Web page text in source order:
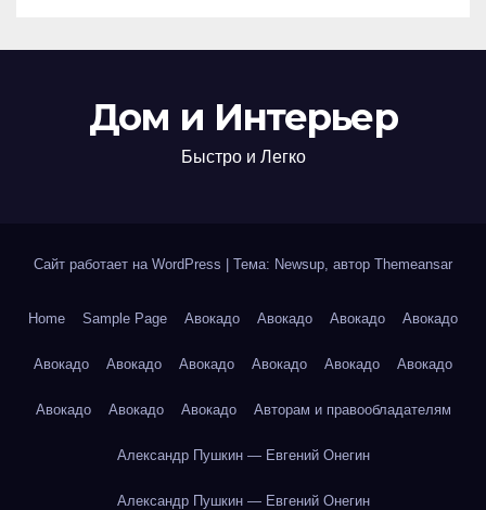
Дом и Интерьер
Быстро и Легко
Сайт работает на WordPress Тема: Newsup, автор Themeansar
Home Sample Page Авокадо Авокадо Авокадо Авокадо
Авокадо Авокадо Авокадо Авокадо Авокадо Авокадо
Авокадо Авокадо Авокадо Авторам и правообладателям
Александр Пушкин — Евгений Онегин
Александр Пушкин — Евгений Онегин